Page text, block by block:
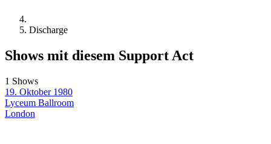
Discharge
Shows mit diesem Support Act
1 Shows
19. Oktober 1980
Lyceum Ballroom
London